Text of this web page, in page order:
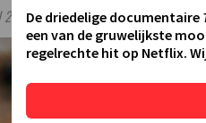
2026 18:00
De driedelige documentaire
een van de gruwelijkste
regelrechte hit op Netflix.